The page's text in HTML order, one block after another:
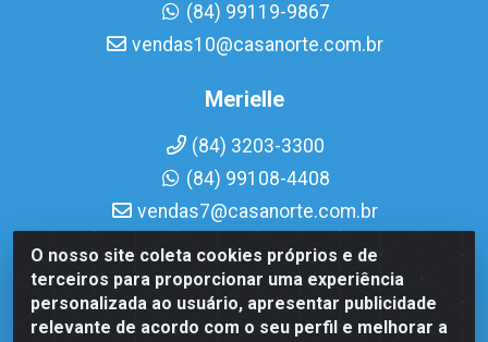
O nosso site coleta cookies próprios e de
terceiros para proporcionar uma experiência
personalizada ao usuário, apresentar publicidade
relevante de acordo com o seu perfil e melhorar a
(84) 99119-9867
vendas10@casanorte.com.br
Merielle
(84) 3203-3300
(84) 99108-4408
vendas7@casanorte.com.br
Casa Norte LTDA - Av. Interventor Mário Câmara, 1815 -
Dix-Sept Rosado, Natal/RN - CEP 59054-600 - CNPJ
08.713.513/0001-51